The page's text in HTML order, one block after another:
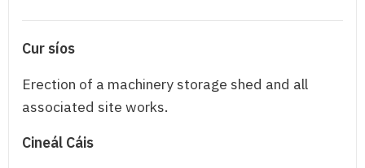
Cur síos
Erection of a machinery storage shed and all
associated site works.
Cineál Cáis